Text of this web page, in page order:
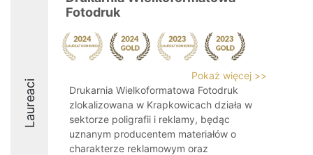
Laureaci
Fotodruk
Pokaż więcej >>
Drukarnia Wielkoformatowa Fotodruk
zlokalizowana w Krapkowicach działa w
sektorze poligrafii i reklamy, będąc
uznanym producentem materiałów o
charakterze reklamowym oraz